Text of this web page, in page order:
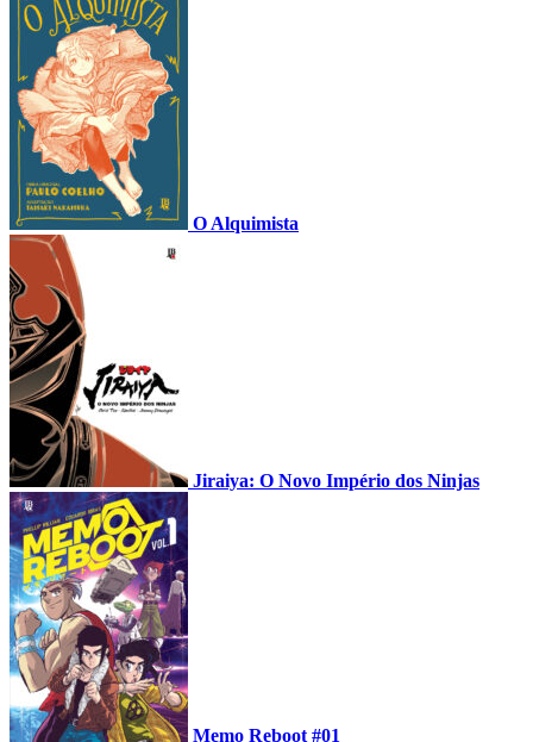
O Alquimista
Jiraiya: O Novo Império dos Ninjas
Memo Reboot #01